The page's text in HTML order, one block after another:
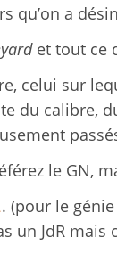
qu’on a
et tout ce
celui sur
du calibre,
le GN,
. (pour le
un JdR